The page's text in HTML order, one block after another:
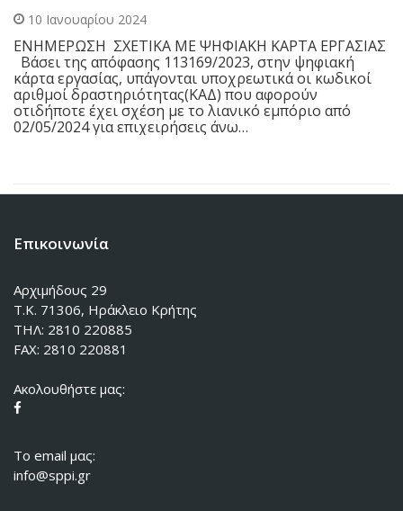
10 Ιανουαρίου 2024
ΕΝΗΜΕΡΩΣΗ ΣΧΕΤΙΚΑ ΜΕ ΨΗΦΙΑΚΗ ΚΑΡΤΑ ΕΡΓΑΣΙΑΣ
Βάσει της απόφασης 113169/2023, στην ψηφιακή
κάρτα εργασίας, υπάγονται υποχρεωτικά οι κωδικοί
αριθμοί δραστηριότητας(ΚΑΔ) που αφορούν
οτιδήποτε έχει σχέση με το λιανικό εμπόριο από
02/05/2024 για επιχειρήσεις άνω…
Επικοινωνία
Αρχιμήδους 29
Τ.Κ. 71306, Ηράκλειο Κρήτης
ΤΗΛ: 2810 220885
FAX: 2810 220881
Ακολουθήστε μας:
To email μας:
info@sppi.gr